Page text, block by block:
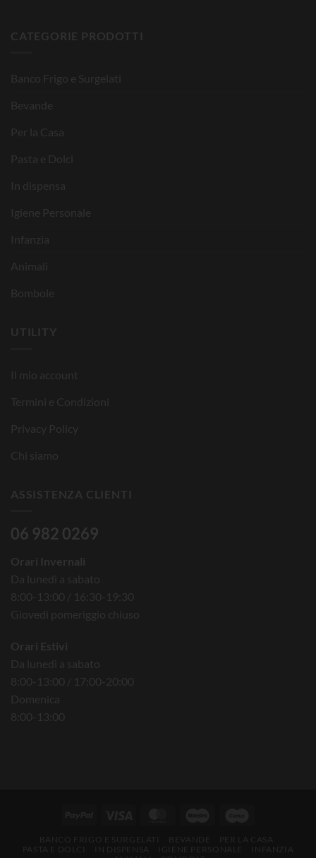
CATEGORIE PRODOTTI
Banco Frigo e Surgelati
Bevande
Per la Casa
Pasta e Dolci
In dispensa
Igiene Personale
Infanzia
Animali
Bombole
UTILITY
Il mio account
Termini e Condizioni
Privacy Policy
Chi siamo
ASSISTENZA CLIENTI
06 982 0269
Orari Invernali
Da lunedì a sabato
8:00-13:00 / 16:30-19:30
Giovedì pomeriggio chiuso
Orari Estivi
Da lunedì a sabato
8:00-13:00 / 17:00-20:00
Domenica
8:00-13:00